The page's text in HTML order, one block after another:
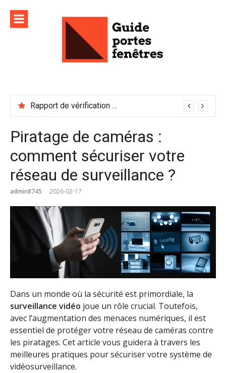
contenu
Rapport de vérification sécurité : à conserver précieusement
Piratage de caméras :
comment sécuriser votre
réseau de surveillance ?
admin8745 2026-02-17
Dans un monde où la sécurité est primordiale, la
surveillance vidéo joue un rôle crucial. Toutefois,
avec l’augmentation des menaces numériques, il est
essentiel de protéger votre réseau de caméras contre
les piratages. Cet article vous guidera à travers les
meilleures pratiques pour sécuriser votre système de
vidéosurveillance.